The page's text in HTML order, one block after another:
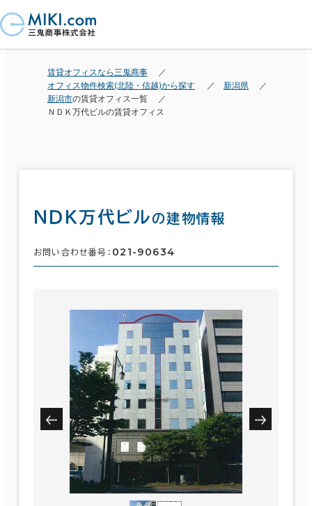
賃貸オフィスなら三鬼商事
オフィス物件検索(北陸・信越)から探す
新潟県
新潟市の賃貸オフィス一覧
ＮＤＫ万代ビルの賃貸オフィス
ＮＤＫ万代ビルの建物情報
お問い合わせ番号： 021-90634